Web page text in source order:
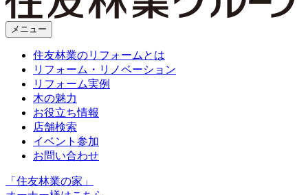
メニュー
住友林業のリフォームとは
リフォーム・リノベーション
リフォーム実例
木の魅力
お役立ち情報
店舗検索
イベント参加
お問い合わせ
「住友林業の家」